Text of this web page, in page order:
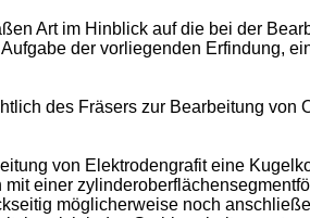
Art im Hinblick auf die bei der
der vorliegenden Erfindung,
des Fräsers zur Bearbeitung von
von Elektrodengrafit eine
einer
möglicherweise noch